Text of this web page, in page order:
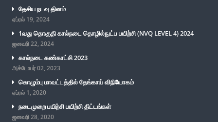
தேசிய நடவு தினம்
ஏப்ரல் 19, 2024
1வது தொகுதி கால்நடை தொழில்நுட்ப பயிற்சி (NVQ LEVEL 4) 2024
ஜனவரி 22, 2024
கால்நடை கண்காட்சி 2023
அக்டோபர் 02, 2023
கொழும்பு மாவட்டத்தில் தேங்காய் விநியோகம்
ஏப்ரல் 1, 2020
நடைமுறை பயிற்சி பயிற்சி திட்டங்கள்
ஜனவரி 28, 2020